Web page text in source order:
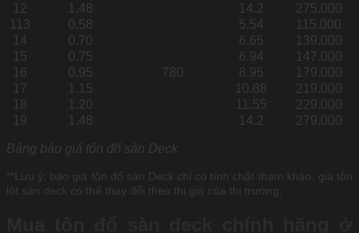
12
1.48 14.2
275.000
113
0.58
780
5.54
115.000
14
0.70 6.65
139.000
15
0.75 6.94
147.000
16
0.95 8.95
179.000
17
1.15 10.88
219.000
18
1.20 11.55
229.000
19
1.48 14.2 279.000
Bảng báo giá tôn đổ sàn Deck
**Lưu ý: báo giá tôn đổ sàn Deck chỉ có tính chất tham khảo, giá tôn
lót sàn deck có thể thay đổi theo thị giá của thị trường,